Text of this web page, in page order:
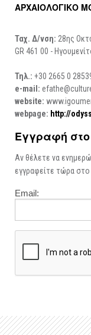
ΑΡΧΑΙΟΛΟΓΙΚΟΙ
ΑΡΧΑΙΟΛΟΓΙΚΟ
Ταχ. Δ/νση: 28ης
GR 461 00 -
Τηλ.: +30 2665 0
e-mail:
website:
webpage: http://
Εγγραφή στο
Αν θέλετε να
εγγραφείτε τώρα
Email: